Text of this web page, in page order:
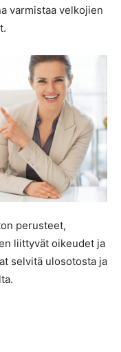
varmistaa velkojien
perusteet,
liittyvät oikeudet ja
selvitä ulosotosta ja